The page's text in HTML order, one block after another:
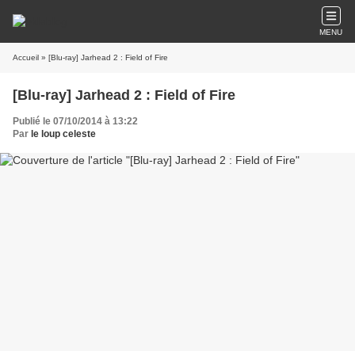
MENU
Accueil » [Blu-ray] Jarhead 2 : Field of Fire
[Blu-ray] Jarhead 2 : Field of Fire
Publié le 07/10/2014 à 13:22
Par le loup celeste